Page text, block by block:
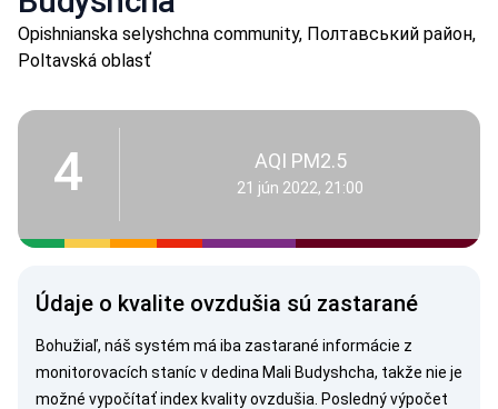
Opishnianska selyshchna community, Полтавський район,
Poltavská oblasť
4 AQI PM2.5
21 jún 2022, 21:00
Údaje o kvalite ovzdušia sú zastarané
Bohužiaľ, náš systém má iba zastarané informácie z
monitorovacích staníc v dedina Mali Budyshcha, takže nie je
možné vypočítať index kvality ovzdušia. Posledný výpočet